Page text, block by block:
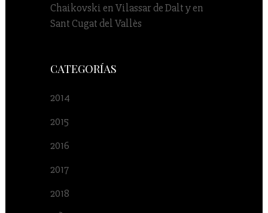
Chaikovski en Vilassar de Dalt y en
Sant Cugat del Vallès
CATEGORÍAS
2014
2015
2016
2017
2018